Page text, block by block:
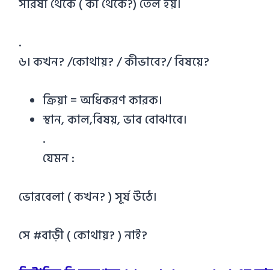
সরিষা থেকে ( কী থেকে?) তেল হয়।
.
৬। কখন? /কোথায়? / কীভাবে?/ বিষয়ে?
ক্রিয়া = অধিকরণ কারক।
স্থান, কাল,বিষয়, ভাব বোঝাবে।
.
যেমন :
ভোরবেলা ( কখন? ) সূর্য উঠে।
সে #বাড়ী ( কোথায়? ) নাই?